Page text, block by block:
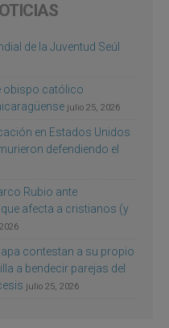
de la Juventud Seúl
obispo católico
julio 25, 2026
en Estados Unidos
defendiendo el
Rubio ante
afecta a cristianos (y
contestan a su propio
a bendecir parejas del
julio 25, 2026